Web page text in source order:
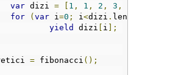
var dizi = [ 1 , 1 , 2 , 3 ,
for
(var i =0 ; i <dizi . length
yield
dizi [ i ];
= fibonacci ();